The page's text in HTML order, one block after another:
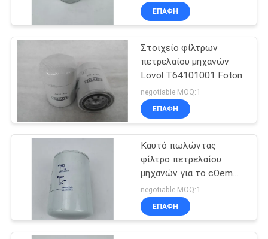
ΕΜΕΊΣ
ΓΎΡΟΣ
ΕΡΓΟΣΤΑΣΊΩΝ
ΠΟΙΟΤΙΚΌΣ
ΈΛΕΓΧΟΣ
ΕΛΆΤΕ
ΣΕ
ΕΠΑΦΉ
Στοιχείο φίλτρων
πετρελαίου μηχανών
Lovol T64101001 Foton
negotiable MOQ:1
ΕΠΑΦΉ
Καυτό πωλώντας
φίλτρο πετρελαίου
μηχανών για το cOem
90915-Yzzd2 της Toyota
negotiable MOQ:1
ΕΠΑΦΉ